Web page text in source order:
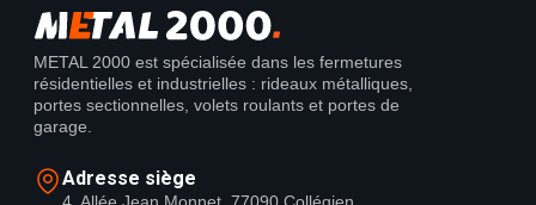
METAL 2000 est spécialisée dans les fermetures
résidentielles et industrielles : rideaux métalliques,
portes sectionnelles, volets roulants et portes de
garage.
Adresse siège